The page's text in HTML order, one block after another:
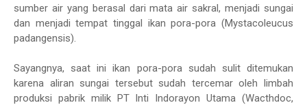
sumber air yang berasal dari mata air sakral, menjadi sungai
dan menjadi tempat tinggal ikan pora-pora (Mystacoleucus
padangensis).
Sayangnya, saat ini ikan pora-pora sudah sulit ditemukan
karena aliran sungai tersebut sudah tercemar oleh limbah
produksi pabrik milik PT Inti Indorayon Utama (Wacthdoc,